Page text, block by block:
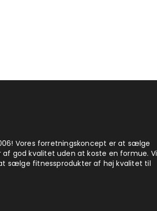
Vores forretningskoncept er at sælge
god kvalitet uden at koste en formue. Vi
sælge fitnessprodukter af høj kvalitet til